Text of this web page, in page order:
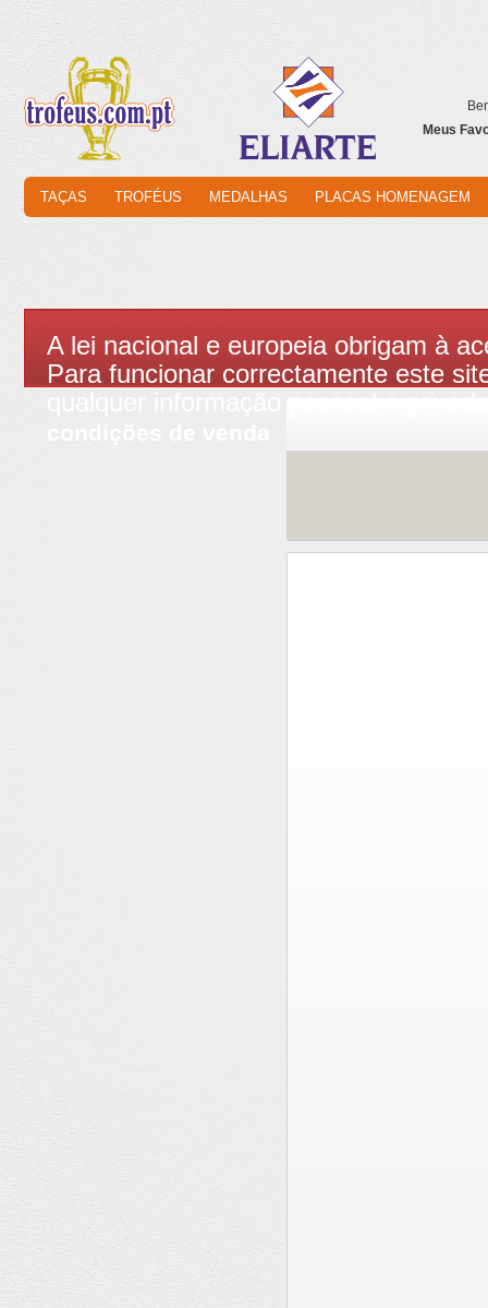
Meus
TAÇAS TROFÉUS MEDALHAS PLACAS HOMENAGEM
A lei nacional e europeia obrigam à
Para funcionar correctamente este